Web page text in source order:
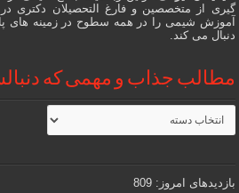
گیری از متخصصین و فارغ التحصیلان دکتری
آموزش شیمی را در همه سطوح در زمینه های
دنبال می کند.
مطالب جذاب و مهمی که
مطالب
جذاب
و
که
دنبالش
بازدیدهای امروز: 809